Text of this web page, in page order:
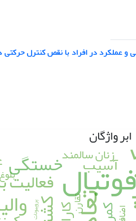
و عملکرد در افراد با نقص کنترل
ابر واژگان
خستگی
فعالیت
آسیب
زنان سالمند
تقارن پروپیونات